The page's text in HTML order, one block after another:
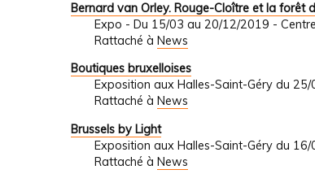
Bernard van Orley. Rouge-Cloître et la forêt
Expo - Du 15/03 au 20/12/2019 -
Rattaché à News
Boutiques bruxelloises
Exposition aux Halles-Saint-Géry du
Rattaché à News
Brussels by Light
Exposition aux Halles-Saint-Géry du
Rattaché à News